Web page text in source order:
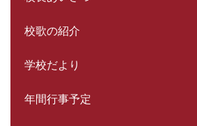
校歌の紹介
学校だより
年間行事予定